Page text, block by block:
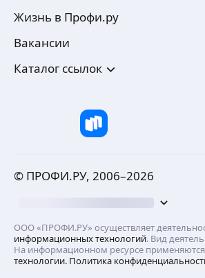
Жизнь в Профи.ру
Вакансии
Каталог ссылок
© ПРОФИ.РУ, 2006–2026
ООО «ПРОФИ.РУ» осуществляет
информационных технологий. Вид
На информационном ресурсе применяются
технологии. Политика